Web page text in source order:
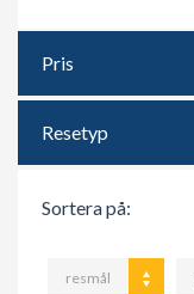
Pris
Resetyp
Sortera på:
resmål